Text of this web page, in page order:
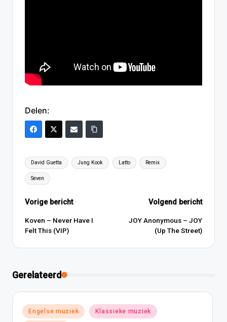
Delen:
Tags:
David Guetta Jung Kook Latto Remix
Seven
Bericht
navigatie
Vorige bericht
Koven – Never Have I
Felt This (VIP)
Volgend bericht
JOY Anonymous – JOY
(Up The Street)
Gerelateerd
Geplaatst
in
Engelse muziek Klassieke muziek